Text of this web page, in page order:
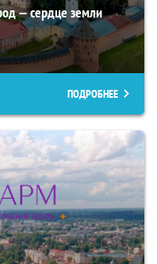
— сердце земли
ПОДРОБНЕЕ